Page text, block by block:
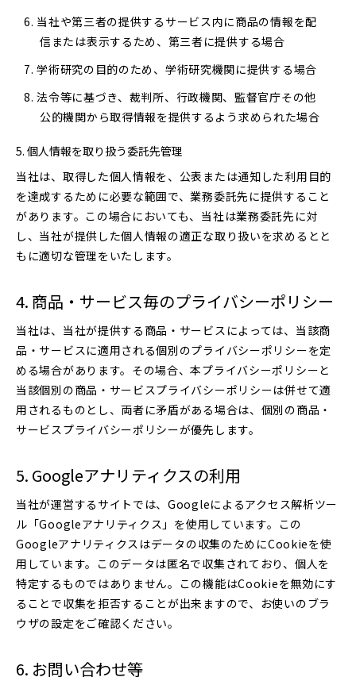
当社や第三者の提供するサービス内に商品の情報を配
信または表示するため、第三者に提供する場合
学術研究の目的のため、学術研究機関に提供する場合
法令等に基づき、裁判所、行政機関、監督官庁その他
公的機関から取得情報を提供するよう求められた場合
個人情報を取り扱う委託先管理
当社は、取得した個人情報を、公表または通知した利用目的
を達成するために必要な範囲で、業務委託先に提供すること
があります。この場合においても、当社は業務委託先に対
し、当社が提供した個人情報の適正な取り扱いを求めるとと
もに適切な管理をいたします。
商品・サービス毎のプライバシーポリシー
当社は、当社が提供する商品・サービスによっては、当該商
品・サービスに適用される個別のプライバシーポリシーを定
める場合があります。その場合、本プライバシーポリシーと
当該個別の商品・サービスプライバシーポリシーは併せて適
用されるものとし、両者に矛盾がある場合は、個別の商品・
サービスプライバシーポリシーが優先します。
Googleアナリティクスの利用
当社が運営するサイトでは、Googleによるアクセス解析ツー
ル「Googleアナリティクス」を使用しています。この
Googleアナリティクスはデータの収集のためにCookieを使
用しています。このデータは匿名で収集されており、個人を
特定するものではありません。この機能はCookieを無効にす
ることで収集を拒否することが出来ますので、お使いのブラ
ウザの設定をご確認ください。
お問い合わせ等